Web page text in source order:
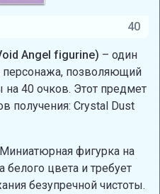
40
Angel figurine) – один
персонажа, позволяющий
40 очков. Этот предмет
получения: Crystal Dust
Миниатюрная фигурка на
белого цвета и требует
безупречной чистоты.